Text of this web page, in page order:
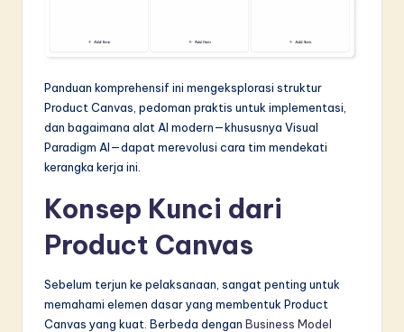
A
&
w
Panduan komprehensif ini mengeksplorasi struktur
Product Canvas, pedoman praktis untuk implementasi,
dan bagaimana alat AI modern—khususnya Visual
Paradigm AI—dapat merevolusi cara tim mendekati
kerangka kerja ini.
Konsep Kunci dari
Product Canvas
Sebelum terjun ke pelaksanaan, sangat penting untuk
memahami elemen dasar yang membentuk Product
Canvas yang kuat. Berbeda dengan Business Model